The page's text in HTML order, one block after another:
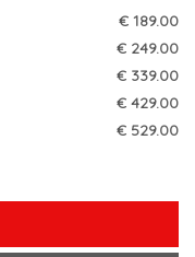
€ 189.00
€ 249.00
€ 339.00
€ 429.00
€ 529.00